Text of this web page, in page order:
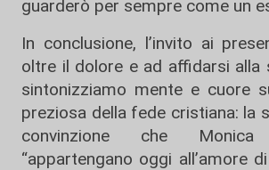
guarderò per sempre come un
In conclusione, l’invito ai
oltre il dolore e ad affidarsi alla
sintonizziamo mente e cuore
preziosa della fede cristiana: la
convinzione che
“appartengano oggi all’amore